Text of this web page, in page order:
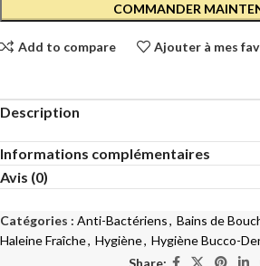
COMMANDER
Add to compare Ajouter à mes
Description
Informations complémentaires
Avis (0)
Catégories : Anti-Bactériens, Bains de
Haleine Fraîche, Hygiène, Hygiène Bucco-
Share: